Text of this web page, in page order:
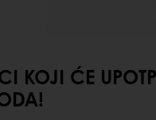
KOJI ĆE